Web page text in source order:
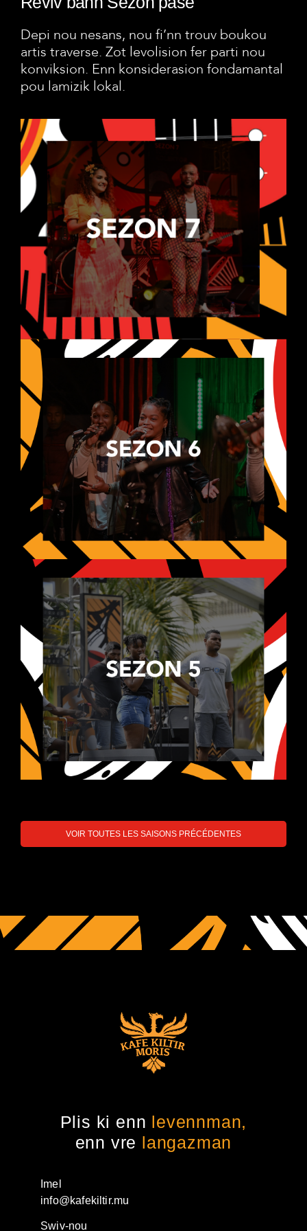
Depi nou nesans, nou fi’nn trouv boukou
artis traverse. Zot levolision fer parti nou
konviksion. Enn konsiderasion fondamantal
pou lamizik lokal.
VOIR TOUTES LES SAISONS PRÉCÉDENTES
Plis ki enn levennman,
enn vre langazman
Imel
info@kafekiltir.mu
Swiv-nou